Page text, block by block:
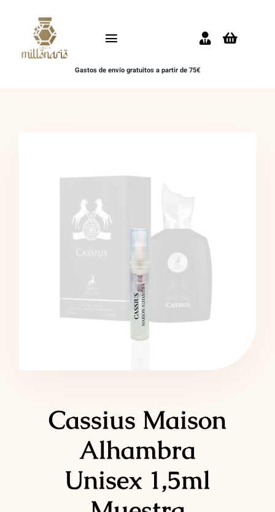
contenido
Toggle
Navigation
Gastos de envío gratuitos a partir de 75€
Cassius Maison
Alhambra
Unisex 1,5ml